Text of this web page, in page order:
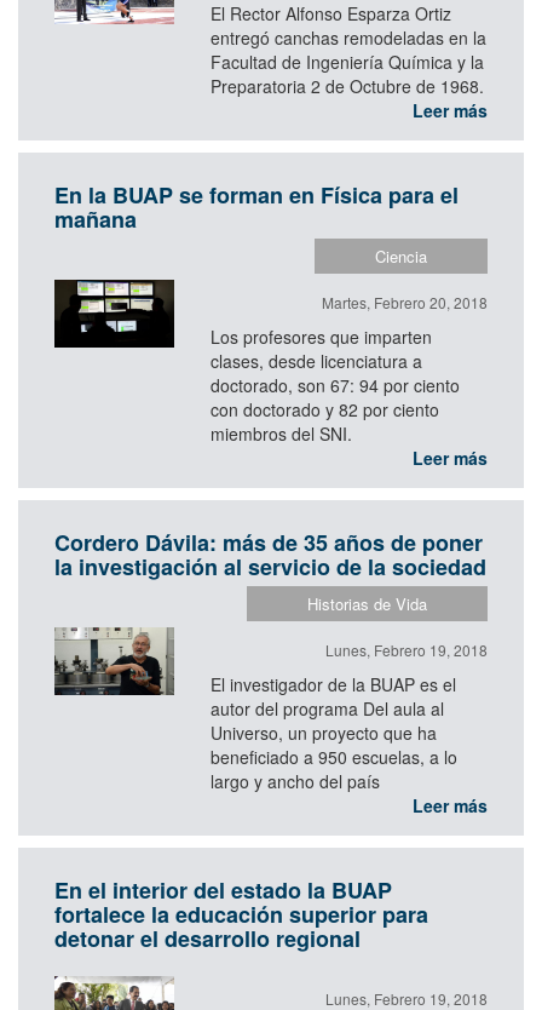
El Rector Alfonso Esparza Ortiz
entregó canchas remodeladas en la
Facultad de Ingeniería Química y la
Preparatoria 2 de Octubre de 1968.
Leer más
En la BUAP se forman en Física para el
mañana
Ciencia
Martes, Febrero 20, 2018
Los profesores que imparten
clases, desde licenciatura a
doctorado, son 67: 94 por ciento
con doctorado y 82 por ciento
miembros del SNI.
Leer más
Cordero Dávila: más de 35 años de poner
la investigación al servicio de la sociedad
Historias de Vida
Lunes, Febrero 19, 2018
El investigador de la BUAP es el
autor del programa Del aula al
Universo, un proyecto que ha
beneficiado a 950 escuelas, a lo
largo y ancho del país
Leer más
En el interior del estado la BUAP
fortalece la educación superior para
detonar el desarrollo regional
Lunes, Febrero 19, 2018